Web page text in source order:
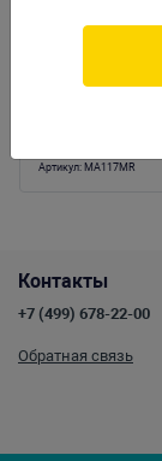
Артикул: MA117MR
Контакты
+7 (499) 678-22-00
Обратная связь